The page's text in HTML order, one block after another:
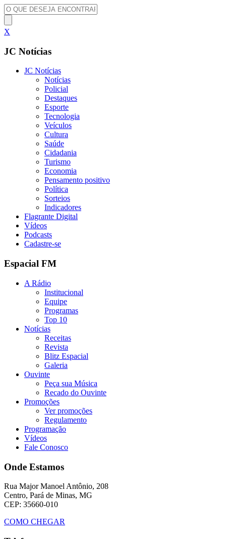
X
JC Notícias
JC Notícias
Notícias
Policial
Destaques
Esporte
Tecnologia
Veículos
Cultura
Saúde
Cidadania
Turismo
Economia
Pensamento positivo
Política
Sorteios
Indicadores
Flagrante Digital
Vídeos
Podcasts
Cadastre-se
Espacial FM
A Rádio
Institucional
Equipe
Programas
Top 10
Notícias
Receitas
Revista
Blitz Espacial
Galeria
Ouvinte
Peça sua Música
Recado do Ouvinte
Promoções
Ver promoções
Regulamento
Programação
Vídeos
Fale Conosco
Onde Estamos
Rua Major Manoel Antônio, 208
Centro, Pará de Minas, MG
CEP: 35660-010
COMO CHEGAR